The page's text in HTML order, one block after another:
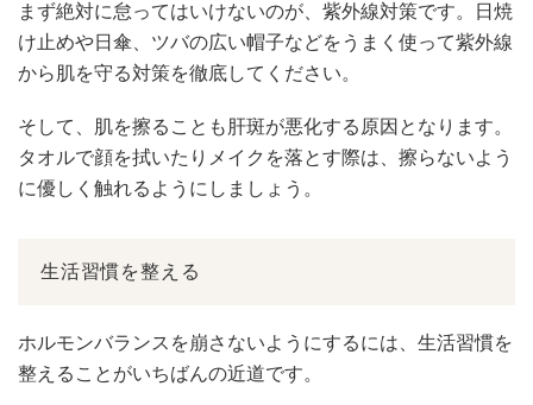
まず絶対に怠ってはいけないのが、紫外線対策です。日焼
け止めや日傘、ツバの広い帽子などをうまく使って紫外線
から肌を守る対策を徹底してください。
そして、肌を擦ることも肝斑が悪化する原因となります。
タオルで顔を拭いたりメイクを落とす際は、擦らないよう
に優しく触れるようにしましょう。
生活習慣を整える
ホルモンバランスを崩さないようにするには、生活習慣を
整えることがいちばんの近道です。